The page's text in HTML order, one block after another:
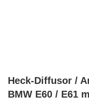
Heck-Diffusor /
BMW E60 / E61